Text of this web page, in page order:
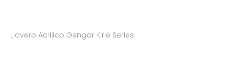
Llavero Acrilico Gengar Kirie Series